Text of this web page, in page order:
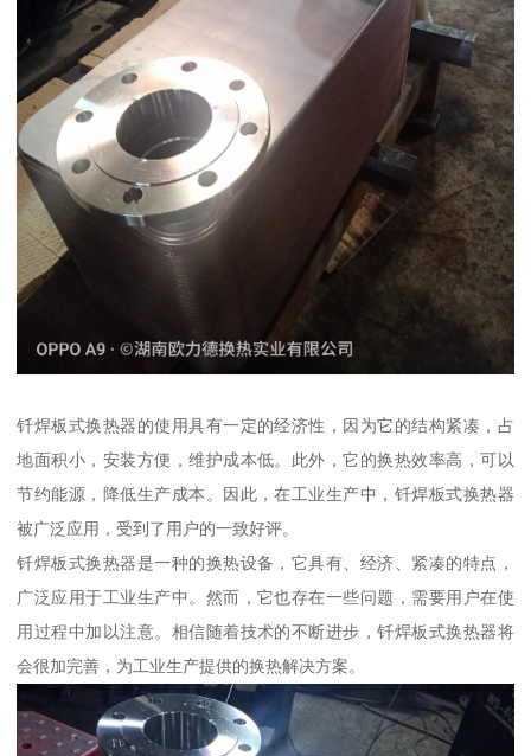
钎焊板式换热器的使用具有一定的经济性，因为它的结构紧凑，占
地面积小，安装方便，维护成本低。此外，它的换热效率高，可以
节约能源，降低生产成本。因此，在工业生产中，钎焊板式换热器
被广泛应用，受到了用户的一致好评。
钎焊板式换热器是一种的换热设备，它具有、经济、紧凑的特点，
广泛应用于工业生产中。然而，它也存在一些问题，需要用户在使
用过程中加以注意。相信随着技术的不断进步，钎焊板式换热器将
会很加完善，为工业生产提供的换热解决方案。